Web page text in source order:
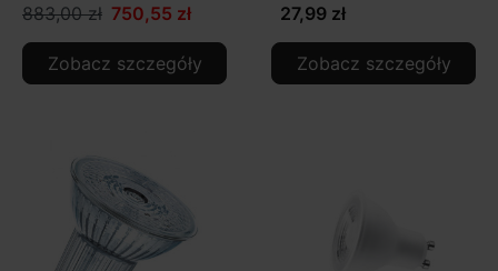
883,00 zł 750,55 zł
Zobacz szczegóły
27,99 zł
Zobacz szczegóły